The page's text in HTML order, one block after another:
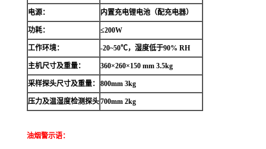
电源： 内置充电锂电池（配充电器）
功耗： ≤200W
工作环境： -20~50℃，湿度低于90% RH
主机尺寸及重量： 360×260×150 mm 3.5kg
采样探头尺寸及重量： 800mm 3kg
压力及温湿度检测探头700mm 2kg
油烟警示语：